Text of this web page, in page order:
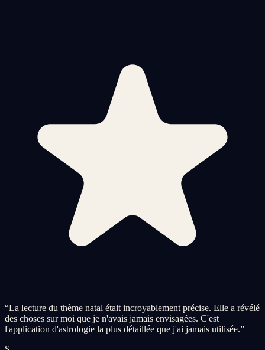
“La lecture du thème natal était incroyablement précise. Elle a révélé
des choses sur moi que je n'avais jamais envisagées. C'est
l'application d'astrologie la plus détaillée que j'ai jamais utilisée.”